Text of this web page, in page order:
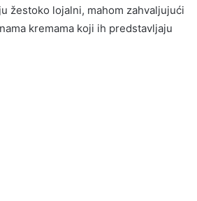
žestoko lojalni, mahom zahvaljujući
kremama koji ih predstavljaju